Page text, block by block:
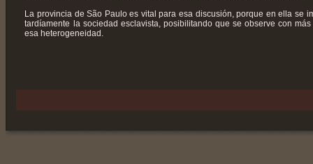
La provincia de São Paulo es vital para esa discusión, porque en ella se
tardíamente la sociedad esclavista, posibilitando que se observe con
esa heterogeneidad.